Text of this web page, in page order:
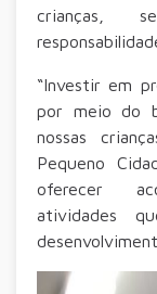
crianças,
“Investir em
por meio do
nossas
Pequeno
oferecer
atividades